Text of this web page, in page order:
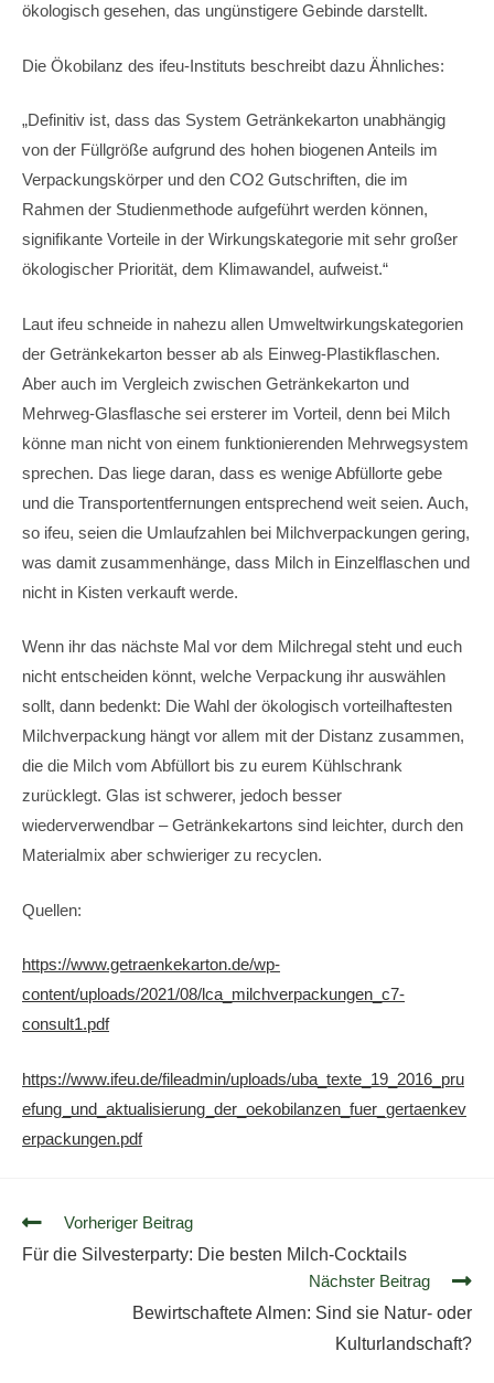
ökologisch gesehen, das ungünstigere Gebinde darstellt.
Die Ökobilanz des ifeu-Instituts beschreibt dazu Ähnliches:
„Definitiv ist, dass das System Getränkekarton unabhängig
von der Füllgröße aufgrund des hohen biogenen Anteils im
Verpackungskörper und den CO2 Gutschriften, die im
Rahmen der Studienmethode aufgeführt werden können,
signifikante Vorteile in der Wirkungskategorie mit sehr großer
ökologischer Priorität, dem Klimawandel, aufweist.“
Laut ifeu schneide in nahezu allen Umweltwirkungskategorien
der Getränkekarton besser ab als Einweg-Plastikflaschen.
Aber auch im Vergleich zwischen Getränkekarton und
Mehrweg-Glasflasche sei ersterer im Vorteil, denn bei Milch
könne man nicht von einem funktionierenden Mehrwegsystem
sprechen. Das liege daran, dass es wenige Abfüllorte gebe
und die Transportentfernungen entsprechend weit seien. Auch,
so ifeu, seien die Umlaufzahlen bei Milchverpackungen gering,
was damit zusammenhänge, dass Milch in Einzelflaschen und
nicht in Kisten verkauft werde.
Wenn ihr das nächste Mal vor dem Milchregal steht und euch
nicht entscheiden könnt, welche Verpackung ihr auswählen
sollt, dann bedenkt: Die Wahl der ökologisch vorteilhaftesten
Milchverpackung hängt vor allem mit der Distanz zusammen,
die die Milch vom Abfüllort bis zu eurem Kühlschrank
zurücklegt. Glas ist schwerer, jedoch besser
wiederverwendbar – Getränkekartons sind leichter, durch den
Materialmix aber schwieriger zu recyclen.
Quellen:
https://www.getraenkekarton.de/wp-
content/uploads/2021/08/lca_milchverpackungen_c7-
consult1.pdf
https://www.ifeu.de/fileadmin/uploads/uba_texte_19_2016_pru
efung_und_aktualisierung_der_oekobilanzen_fuer_gertaenkev
erpackungen.pdf
Vorheriger Beitrag
Für die Silvesterparty: Die besten Milch-Cocktails
Nächster Beitrag
Bewirtschaftete Almen: Sind sie Natur- oder
Kulturlandschaft?